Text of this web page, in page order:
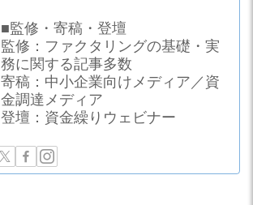
■監修・寄稿・登壇
監修：ファクタリングの基礎・実
務に関する記事多数
寄稿：中小企業向けメディア／資
金調達メディア
登壇：資金繰りウェビナー